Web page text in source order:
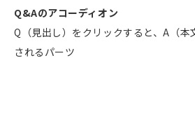
Q&Aのアコーディオン
Q（見出し）をクリックすると、A（本
されるパーツ